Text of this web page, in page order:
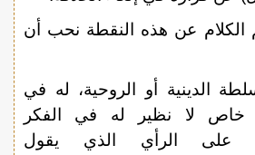
الكلام عن هذه النقطة نحب أن
الدينية أو الروحية، له في
خاص لا نظير له في الفكر
على الرأي الذي يقول